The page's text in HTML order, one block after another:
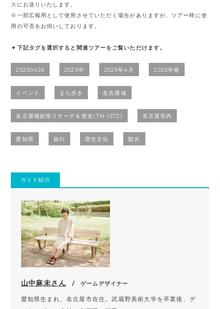
スにお送りいたします。
※一部広報用として使用させていただく場合がありますが、ツアー時に使
用の可否をお伺いしております。
▼下記タグを選択すると関連ツアーをご覧いただけます。
20250426 2025年 2025年4月 2025年春
イベント まち歩き 名古屋城
名古屋城妖怪リサーチ＆歴史(TN-1372) 名古屋市内
愛知県 旅行 歴史文化 観光
ガイド紹介
山中麻未さん / ゲームデザイナー
愛知県生まれ、名古屋市在住。武蔵野美術大学を卒業後、デ